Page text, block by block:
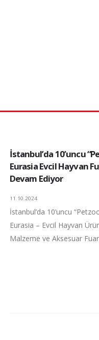
İstanbul’da 10’uncu
Eurasia Evcil Hayvan
Devam Ediyor
11.10.2024
İstanbul’da 10’uncu
Eurasia – Evcil Hayvan
Malzeme ve Aksesuar